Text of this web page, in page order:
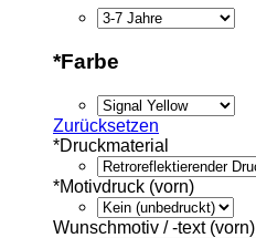
*Farbe
Zurücksetzen
*Druckmaterial
*Motivdruck (vorn)
Wunschmotiv / -text (vorn)